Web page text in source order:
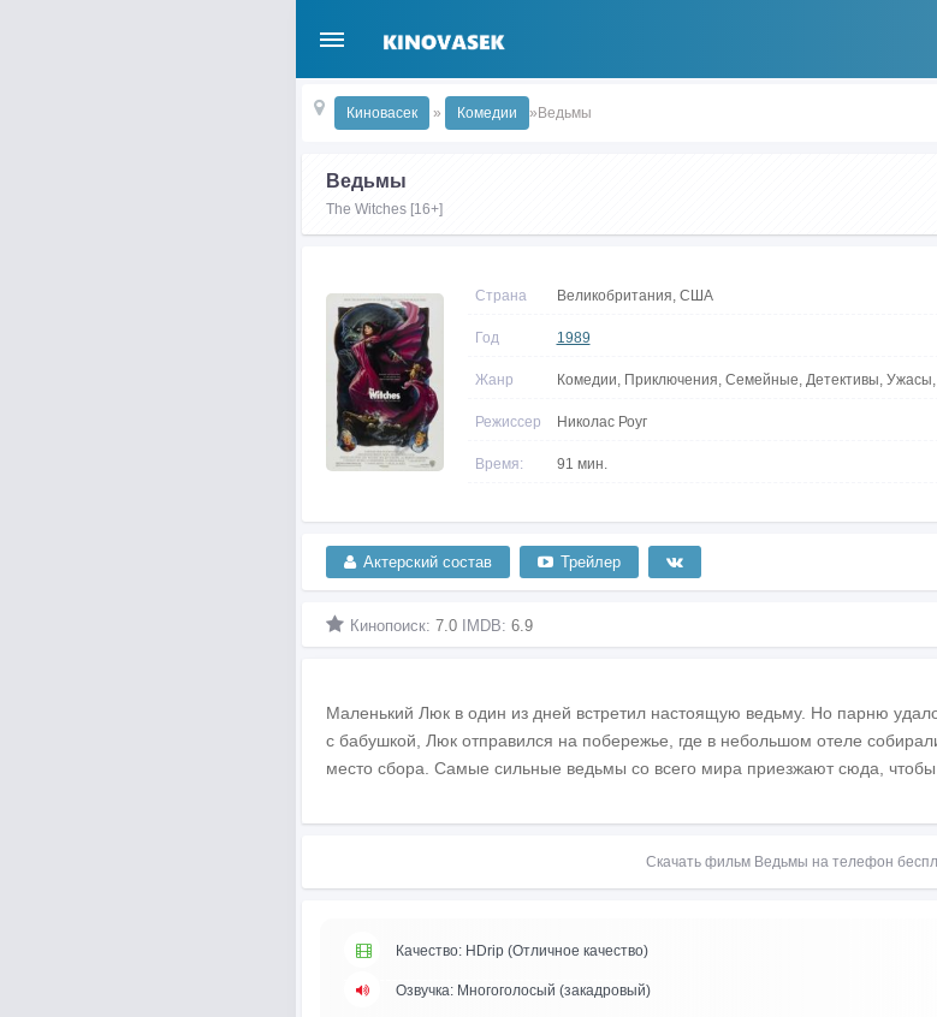
Киновасек » Комедии »Ведьмы
Ведьмы
The Witches [16+]
Страна Великобритания, США
Год 1989
Жанр Комедии, Приключения, Семейные, Детективы, Ужасы,
Режиссер Николас Роуг
Время: 91 мин.
Актерский состав Трейлер
Кинопоиск: 7.0IMDB: 6.9
Маленький Люк в один из дней встретил настоящую ведьму. Но парню
с бабушкой, Люк отправился на побережье, где в небольшом отеле
место сбора. Самые сильные ведьмы со всего мира приезжают сюда, чтобы
Скачать фильм Ведьмы на телефон
Качество: HDrip (Отличное качество)
Озвучка: Многоголосый (закадровый)